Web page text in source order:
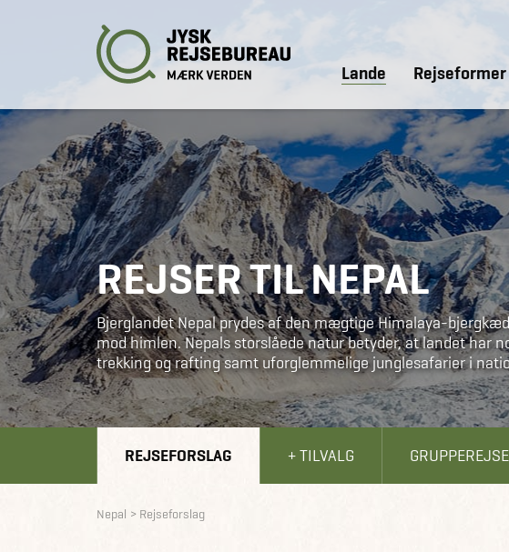
Lande Rejseformer
REJSER TIL NEPAL
Bjerglandet Nepal prydes af den mægtige Himalaya-
mod himlen. Nepals storslåede natur betyder, at landet har
trekking og rafting samt uforglemmelige junglesafarier i
REJSEFORSLAG + TILVALG
Nepal Rejseforslag